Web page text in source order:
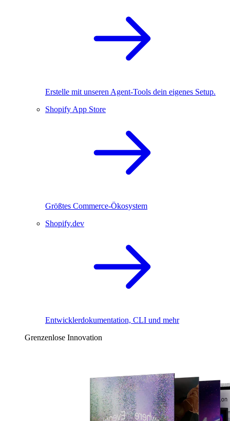
Erstelle mit unseren Agent-Tools dein eigenes Setup.
Shopify App Store
Größtes Commerce-Ökosystem
Shopify.dev
Entwicklerdokumentation, CLI und mehr
Grenzenlose Innovation